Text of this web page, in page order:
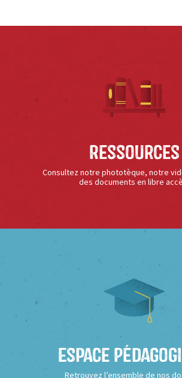
Ressources
Consultez notre phototèque, notre
des documents en libre
Espace
Retrouvez l’ensemble de nos